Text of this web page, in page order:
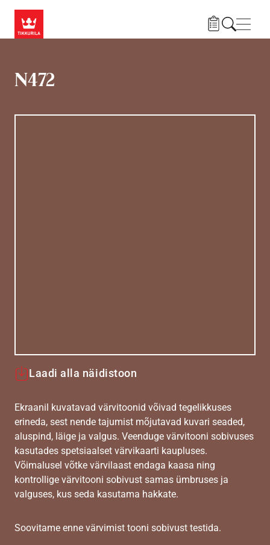
N472
Laadi alla näidistoon
Ekraanil kuvatavad värvitoonid võivad tegelikkuses
erineda, sest nende tajumist mõjutavad kuvari seaded,
aluspind, läige ja valgus. Veenduge värvitooni sobivuses
kasutades spetsiaalset värvikaarti kaupluses.
Võimalusel võtke värvilaast endaga kaasa ning
kontrollige värvitooni sobivust samas ümbruses ja
valguses, kus seda kasutama hakkate.
Soovitame enne värvimist tooni sobivust testida.